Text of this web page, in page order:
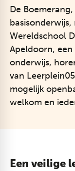
De
Wereldschool
Apeldoorn,
onderwijs,
van
mogelijk
welkom en
Een veilige